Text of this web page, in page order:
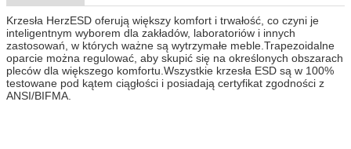
Krzesła HerzESD oferują większy komfort i trwałość, co czyni je
inteligentnym wyborem dla zakładów, laboratoriów i innych
zastosowań, w których ważne są wytrzymałe meble.Trapezoidalne
oparcie można regulować, aby skupić się na określonych obszarach
pleców dla większego komfortu.Wszystkie krzesła ESD są w 100%
testowane pod kątem ciągłości i posiadają certyfikat zgodności z
ANSI/BIFMA.